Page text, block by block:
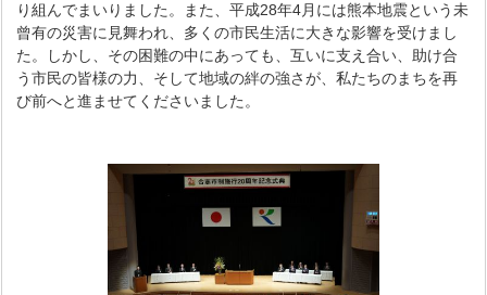
り組んでまいりました。また、平成28年4月には熊本地震という未
曾有の災害に見舞われ、多くの市民生活に大きな影響を受けまし
た。しかし、その困難の中にあっても、互いに支え合い、助け合
う市民の皆様の力、そして地域の絆の強さが、私たちのまちを再
び前へと進ませてくださいました。